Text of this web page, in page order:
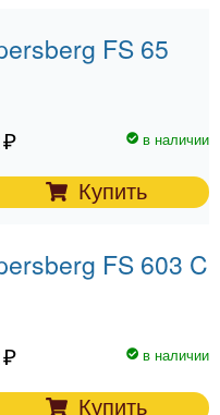
FS 65
в наличии
Купить
FS 603 C
в наличии
Купить